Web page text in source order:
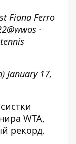
Fiona Ferro
@wwos ·
January 17,
WTA,
рекорд.